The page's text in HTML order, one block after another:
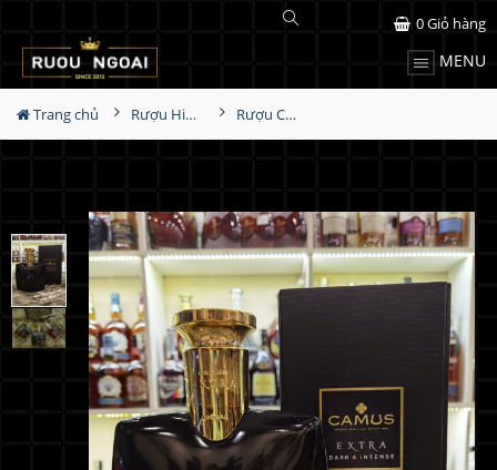
MENU
0Giỏ hàng
Trang chủ Rượu Hiếm - Cũ Rượu Camus Extra Dark & Intense